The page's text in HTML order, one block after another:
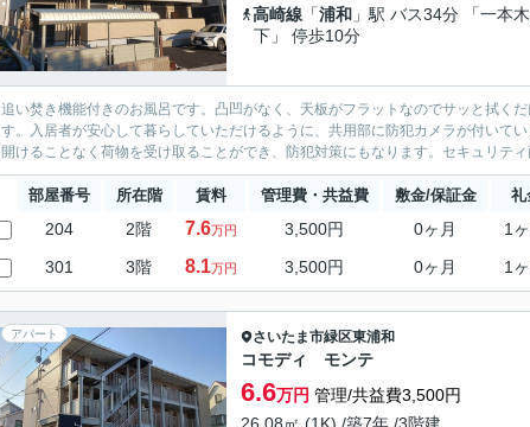
高崎線 「浦和 」駅 バス34分 「一本
下」 停歩10分
追い焚き機能付きのお風呂です。凸凹がなく、天板がフラットなのでサッと拭く
す。入居者が安心して暮らしていただけるように、共用部に防犯カメラが付いて
開けることなく荷物を受け取ることができ、防犯対策にもなります。セキュリテ
部屋番号 所在階 賃料 管理費・共益費 敷金/保証金 礼
204 2階 7.6万円 3,500円 0ヶ月 1
301 3階 8.1万円 3,500円 0ヶ月 1
アパート さいたま市緑区東浦和
コモディ モンテ
6.6万円 管理/共益費3,500円